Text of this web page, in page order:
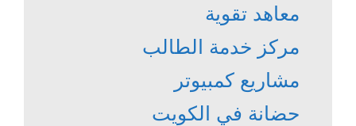
معاهد تقوية
مركز خدمة الطالب
مشاريع كمبيوتر
حضانة في الكويت